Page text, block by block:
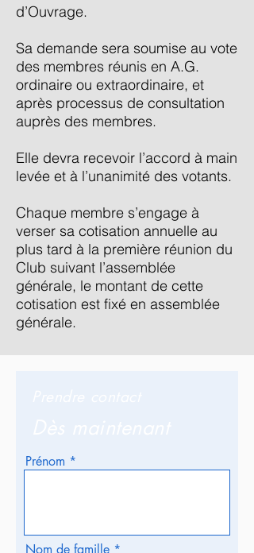
d’Ouvrage.
Sa demande sera soumise au vote
des membres réunis en A.G.
ordinaire ou extraordinaire, et
après processus de consultation
auprès des membres.
Elle devra recevoir l’accord à main
levée et à l’unanimité des votants.
Chaque membre s’engage à
verser sa cotisation annuelle au
plus tard à la première réunion du
Club suivant l’assemblée
générale, le montant de cette
cotisation est fixé en assemblée
générale.
Prénom
Nom de famille